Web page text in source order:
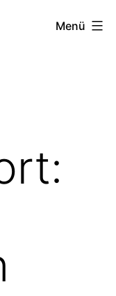
Menü